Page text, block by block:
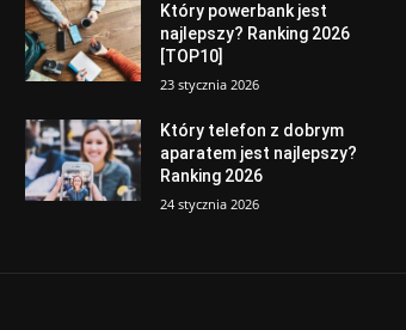
Który powerbank jest
najlepszy? Ranking 2026
[TOP10]
23 stycznia 2026
Który telefon z dobrym
aparatem jest najlepszy?
Ranking 2026
24 stycznia 2026